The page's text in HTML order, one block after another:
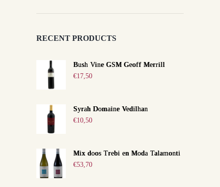
RECENT PRODUCTS
Bush Vine GSM Geoff Merrill
€17,50
Syrah Domaine Vedilhan
€10,50
Mix doos Trebi en Moda Talamonti
€53,70